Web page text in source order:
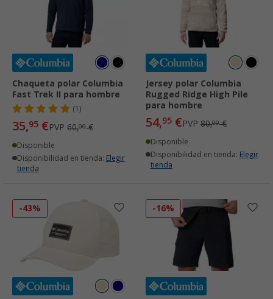
Chaqueta polar Columbia
Fast Trek II para hombre
(1)
35,95 €PVP 60,00€
Disponible
Disponibilidad en tienda: Elegir
tienda
Jersey polar Columbia
Rugged Ridge High Pile
para hombre
54,95 €PVP 80,00€
Disponible
Disponibilidad en tienda: Elegir
tienda
-43% -16%